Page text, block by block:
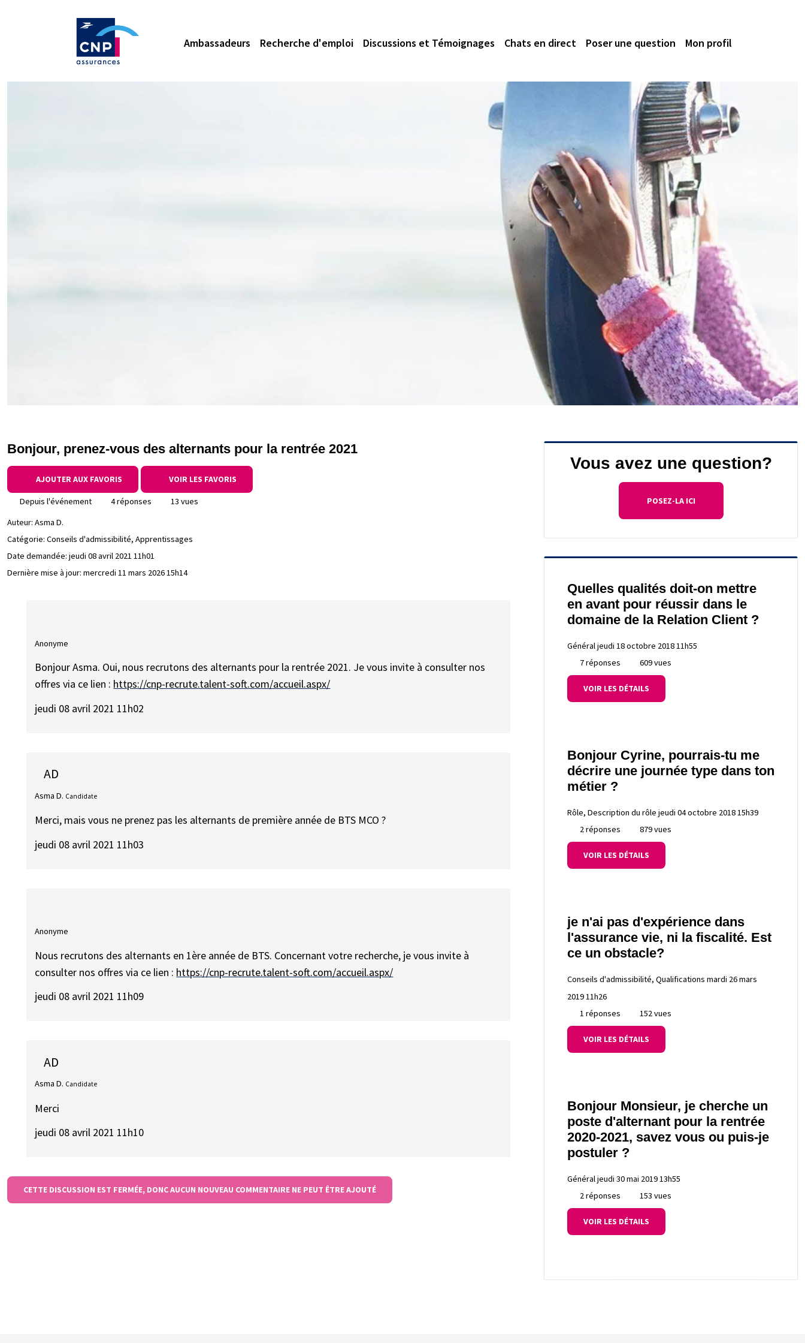
Ambassadeurs Recherche d'emploi Discussions et Témoignages Chats en direct Poser une question Mon profil
Bonjour, prenez-vous des alternants pour la rentrée 2021
AJOUTER AUX FAVORIS VOIR LES FAVORIS
Depuis l'événement 4 réponses
13 vues
Auteur: Asma D.
Catégorie: Conseils d'admissibilité, Apprentissages
Date demandée: jeudi 08 avril 2021 11h01
Dernière mise à jour: mercredi 11 mars 2026 15h14
Anonyme
Bonjour Asma. Oui, nous recrutons des alternants pour la rentrée 2021. Je vous invite à consulter nos
offres via ce lien : https://cnp-recrute.talent-soft.com/accueil.aspx/
jeudi 08 avril 2021 11h02
AD
Asma D. Candidate
Merci, mais vous ne prenez pas les alternants de première année de BTS MCO ?
jeudi 08 avril 2021 11h03
Anonyme
Nous recrutons des alternants en 1ère année de BTS. Concernant votre recherche, je vous invite à
consulter nos offres via ce lien : https://cnp-recrute.talent-soft.com/accueil.aspx/
jeudi 08 avril 2021 11h09
AD
Asma D. Candidate
Merci
jeudi 08 avril 2021 11h10
CETTE DISCUSSION EST FERMÉE, DONC AUCUN NOUVEAU COMMENTAIRE NE PEUT ÊTRE AJOUTÉ
Vous avez une question?
POSEZ-LA ICI
Quelles qualités doit-on mettre
en avant pour réussir dans le
domaine de la Relation Client ?
Général jeudi 18 octobre 2018 11h55
7 réponses
609 vues
VOIR LES DÉTAILS
Bonjour Cyrine, pourrais-tu me
décrire une journée type dans ton
métier ?
Rôle, Description du rôle jeudi 04 octobre 2018 15h39
2 réponses
879 vues
VOIR LES DÉTAILS
je n'ai pas d'expérience dans
l'assurance vie, ni la fiscalité. Est
ce un obstacle?
Conseils d'admissibilité, Qualifications mardi 26 mars
2019 11h26
1 réponses
152 vues
VOIR LES DÉTAILS
Bonjour Monsieur, je cherche un
poste d'alternant pour la rentrée
2020-2021, savez vous ou puis-je
postuler ?
Généraljeudi 30 mai 2019 13h55
2 réponses
153 vues
VOIR LES DÉTAILS